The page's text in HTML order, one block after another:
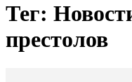
Тег:
престолов